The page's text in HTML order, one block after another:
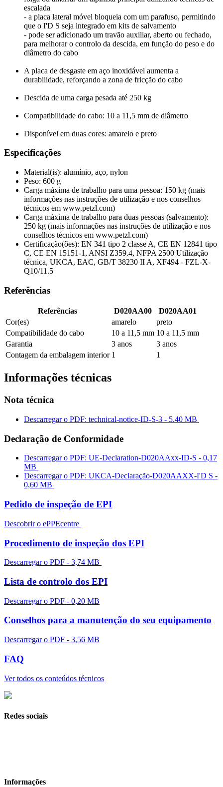
escalada
- a placa lateral móvel bloqueia com um parafuso, permitindo
que o I'D S seja integrado em kits de salvamento
- pode ser adicionado um travão auxiliar, aberto ou fechado,
para melhorar o controlo da descida, em função do peso e do
diâmetro do cabo
A placa de desgaste em aço inoxidável aumenta a
durabilidade, reforçando a zona de fricção do cabo
Descida de uma carga pesada até 250 kg
Compatibilidade do cabo: 10 a 11,5 mm de diâmetro
Disponível em duas cores: amarelo e preto
Especificações
Material(is): alumínio, aço, nylon
Peso: 600 g
Carga máxima de trabalho para uma pessoa: 150 kg (mais
informações nas instruções de utilização e nos conselhos
técnicos em www.petzl.com)
Carga máxima de trabalho para duas pessoas (salvamento):
250 kg (mais informações nas instruções de utilização e nos
conselhos técnicos em www.petzl.com)
Certificação(ões): EN 341 tipo 2 classe A, CE EN 12841 tipo
C, CE EN 15151-1, ANSI Z359.4, NFPA 2500 Utilização
técnica, UKCA, EAC, GB/T 38230 II A, XF494 - FZL-X-
Q10/11.5
Referências
Referências D020AA00
D020AA01
Cor(es)
amarelo
preto
Compatibilidade do cabo
10 a 11,5 mm 10 a 11,5 mm
Garantia
3 anos
3 anos
Contagem da embalagem interior 1 1
Informações técnicas
Nota técnica
Descarregar o PDF: technical-notice-ID-S-3 - 5.40 MB
Declaração de Conformidade
Descarregar o PDF: UE-Declaration-D020AAxx-ID-S - 0,17
MB
Descarregar o PDF: UKCA-Declaração-D020AAXX-I'D S -
0,60 MB
Pedido de inspeção de EPI
Descobrir o ePPEcentre
Procedimento de inspeção dos EPI
Descarregar o PDF - 3,74 MB
Lista de controlo dos EPI
Descarregar o PDF - 0,20 MB
Conselhos para a manutenção do seu equipamento
Descarregar o PDF - 3,56 MB
FAQ
Ver todos os conteúdos técnicos
Redes sociais
Informações